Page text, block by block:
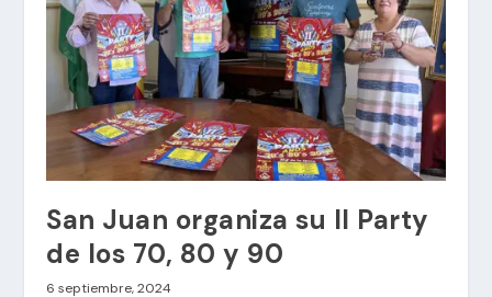
San Juan organiza su II Party
de los 70, 80 y 90
6 septiembre, 2024